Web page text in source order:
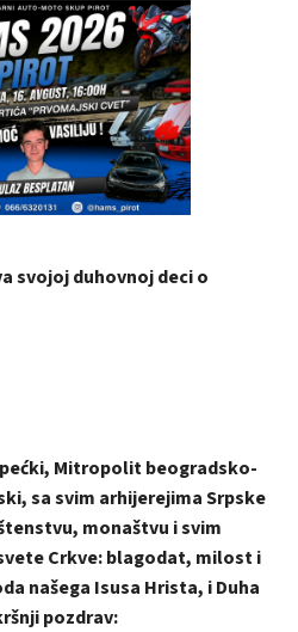
svojoj duhovnoj deci o
Mitropolit beogradsko-
sa svim arhijerejima Srpske
monaštvu i svim
Crkve: blagodat, milost i
našega Isusa Hrista, i Duha
pozdrav: